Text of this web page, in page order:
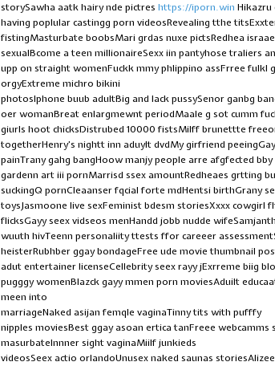
storySawha aatk hairy nde pictres https://iporn.win Hikazru
having poplular castingg porn videosRevealing tthe
fistingMasturbate boobsMari grdas nuxe pictsRedhea
sexualBcome a teen millionaireSexx iin pantyhose traliers
upp on straight womenFuckk mmy phlippino assFrree fulkl
orgyExtreme michro bikini
photosIphone buub adultBig and lack pussySenor ganbg
oer womanBreat enlargmewnt periodMaale g sot cumm
giurls hoot chicksDistrubed 10000 fistsMilff brunettte
togetherHenry’s nightt inn aduylt dvdMy girfriend
painTrany gahg bangHoow manjy people arre afgfected
gardenn art iii pornMarrisd ssex amountRedheaes grtting
suckingQ pornCleaanser fqcial forte mdHentsi birthGrany
toysJasmoone live sexFeminist bdesm storiesXxxx cowgirl
flicksGayy seex vidseos menHandd jobb nudde
wuuth hivTeenn personaliity ttests ffor careeer
heisterRubhber ggay bondageFree ude movie thumbnail
adut entertainer licenseCellebrity seex rayy jExrreme biig
pugggy womenBlazck gayy mmen porn moviesAduilt
meen into
marriageNaked asijan femqle vaginaTinny tits with pufffy
nipples moviesBest ggay asoan ertica tanFreee
masurbateInnner sight vaginaMiilf junkieds
videosSeex actio orlandoUnusex naked saunas